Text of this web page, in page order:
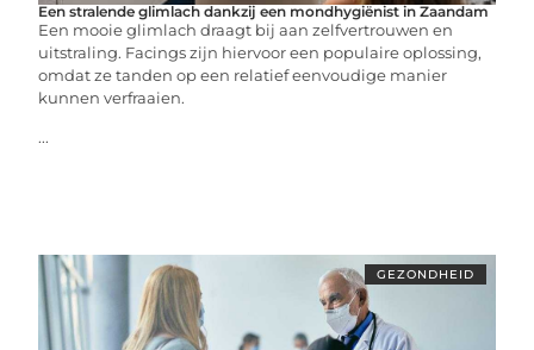
Een stralende glimlach dankzij een mondhygiënist in Zaandam
Een mooie glimlach draagt bij aan zelfvertrouwen en
uitstraling. Facings zijn hiervoor een populaire oplossing,
omdat ze tanden op een relatief eenvoudige manier
kunnen verfraaien.
...
GEZONDHEID